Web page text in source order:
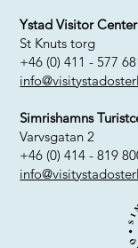
Ystad Visitor Center
St Knuts torg
+46 (0) 411 - 577
Simrishamns
Varvsgatan 2
+46 (0) 414 - 819